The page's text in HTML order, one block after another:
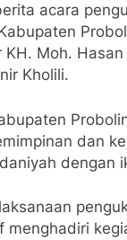
acara
KH. Moh.
Kholili.
dan
dengan
menghadiri